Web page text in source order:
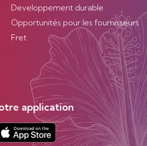
Developpement durable
Opportunités pour les fournisseurs
Fret
application